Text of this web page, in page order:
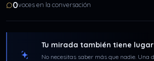
0voces en la conversación
Tu mirada también tiene
No necesitas saber más que nadie. Una